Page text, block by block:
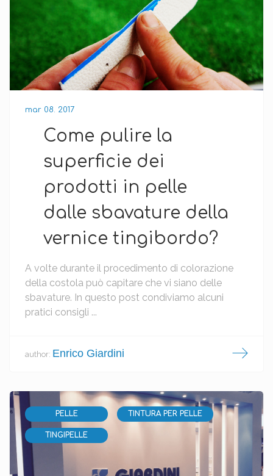
mar 08. 2017
Come pulire la
superficie dei
prodotti in pelle
dalle sbavature della
vernice tingibordo?
A volte durante il procedimento di colorazione
della costola può capitare che vi siano delle
sbavature. In questo post condiviamo alcuni
pratici consigli ...
author: Enrico Giardini
PELLE TINTURA PER PELLE
TINGIPELLE